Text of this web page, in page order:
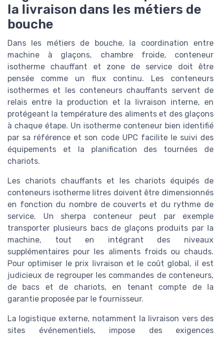
la livraison dans les métiers de
bouche
Dans les métiers de bouche, la coordination entre
machine à glaçons, chambre froide, conteneur
isotherme chauffant et zone de service doit être
pensée comme un flux continu. Les conteneurs
isothermes et les conteneurs chauffants servent de
relais entre la production et la livraison interne, en
protégeant la température des aliments et des glaçons
à chaque étape. Un isotherme conteneur bien identifié
par sa référence et son code UPC facilite le suivi des
équipements et la planification des tournées de
chariots.
Les chariots chauffants et les chariots équipés de
conteneurs isotherme litres doivent être dimensionnés
en fonction du nombre de couverts et du rythme de
service. Un sherpa conteneur peut par exemple
transporter plusieurs bacs de glaçons produits par la
machine, tout en intégrant des niveaux
supplémentaires pour les aliments froids ou chauds.
Pour optimiser le prix livraison et le coût global, il est
judicieux de regrouper les commandes de conteneurs,
de bacs et de chariots, en tenant compte de la
garantie proposée par le fournisseur.
La logistique externe, notamment la livraison vers des
sites événementiels, impose des exigences